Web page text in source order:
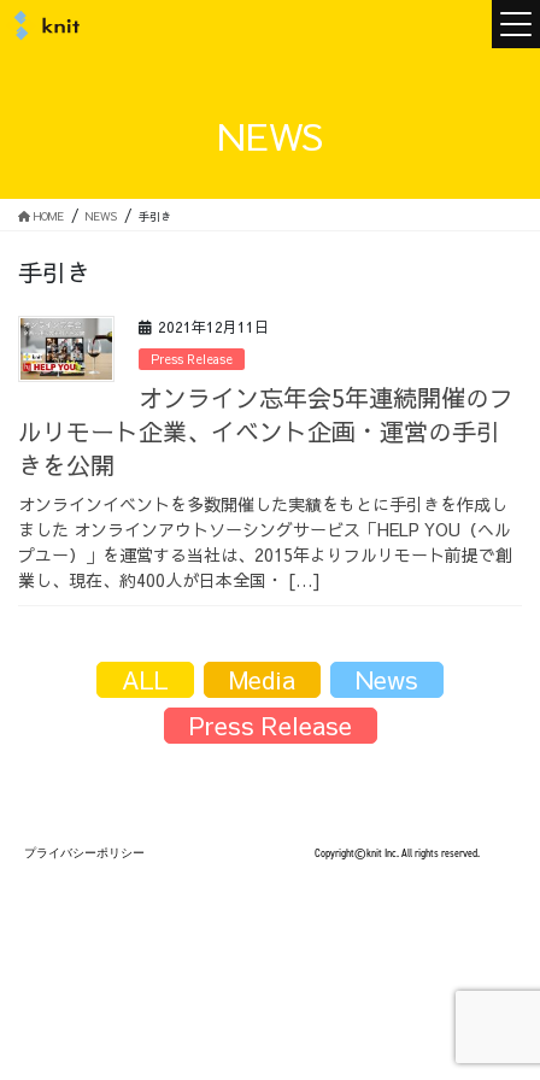
メンバー 会社概要
サービス
採用情報
採用情報トップ チームインタビュー01
チームインタビュー02 チームインタビュー03
NEWS
HOME NEWS 手引き
手引き
2021年12月11日
Press Release
オンライン忘年会5年連続開催のフ
ルリモート企業、イベント企画・運営の手引
きを公開
オンラインイベントを多数開催した実績をもとに手引きを作成し
ました オンラインアウトソーシングサービス「HELP YOU（ヘル
プユー）」を運営する当社は、2015年よりフルリモート前提で創
業し、現在、約400人が日本全国・ […]
ALL Media
News
Press Release
プライバシーポリシー Copyright©knit Inc. All rights reserved.